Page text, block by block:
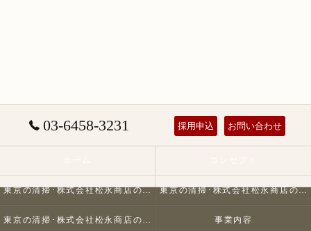
03-6458-3231 採用申込 お問い合わせ
東京の清掃･株式会社松永商店の口コミ情報 東京の清掃･株式会社松永商店の評判
東京の清掃･株式会社松永商店のお客様の声 事業内容